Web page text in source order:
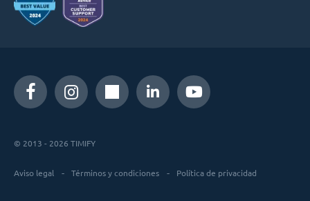
© 2013 - 2026 TIMIFY
Aviso legal Términos y condiciones Política de privacidad